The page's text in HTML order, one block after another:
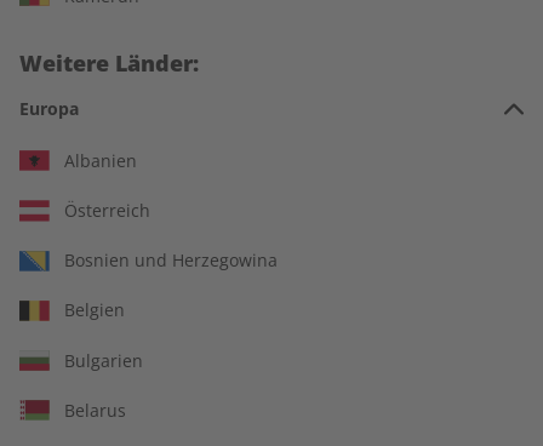
Übungsheft – Jahrgang
Weitere Länder:
Europa
Albanien
Österreich
Bosnien und Herzegowina
Belgien
Bulgarien
Belarus